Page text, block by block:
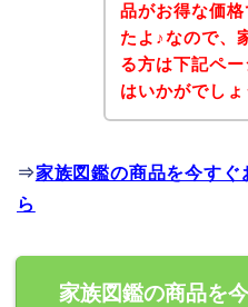
品がお得な価
たよ♪なので、
る方は下記ペ
はいかがでしょ
⇒家族図鑑の商品を今すぐ
ら
家族図鑑の商品を